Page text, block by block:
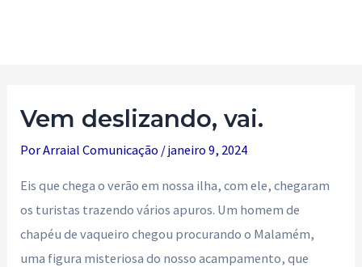
Vem deslizando, vai.
PorArraial Comunicação /janeiro 9, 2024
Eis que chega o verão em nossa ilha, com ele, chegaram
os turistas trazendo vários apuros. Um homem de
chapéu de vaqueiro chegou procurando o Malamém,
uma figura misteriosa do nosso acampamento, que